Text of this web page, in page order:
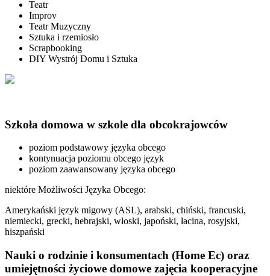
Teatr
Improv
Teatr Muzyczny
Sztuka i rzemiosło
Scrapbooking
DIY Wystrój Domu i Sztuka
Szkoła domowa w szkole dla obcokrajowców
poziom podstawowy języka obcego
kontynuacja poziomu obcego język
poziom zaawansowany języka obcego
niektóre Możliwości Języka Obcego:
Amerykański język migowy (ASL), arabski, chiński, francuski,
niemiecki, grecki, hebrajski, włoski, japoński, łacina, rosyjski,
hiszpański
Nauki o rodzinie i konsumentach (Home Ec) oraz
umiejętności życiowe domowe zajęcia kooperacyjne